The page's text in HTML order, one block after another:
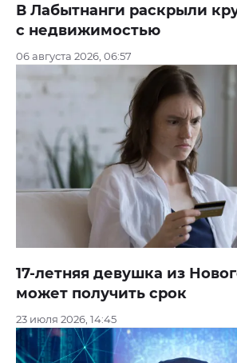
В Лабытнанги раскрыли
с недвижимостью
06 августа 2026, 06:57
17-летняя девушка из
может получить срок
23 июля 2026, 14:45